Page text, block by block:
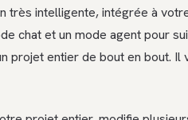
très intelligente, intégrée à
chat et un mode agent pour
projet entier de bout en bout. Il